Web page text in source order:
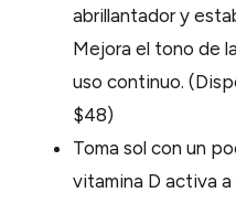
abrillantador y
Mejora el tono de
uso continuo.
$48)
Toma sol con un
vitamina D activa a